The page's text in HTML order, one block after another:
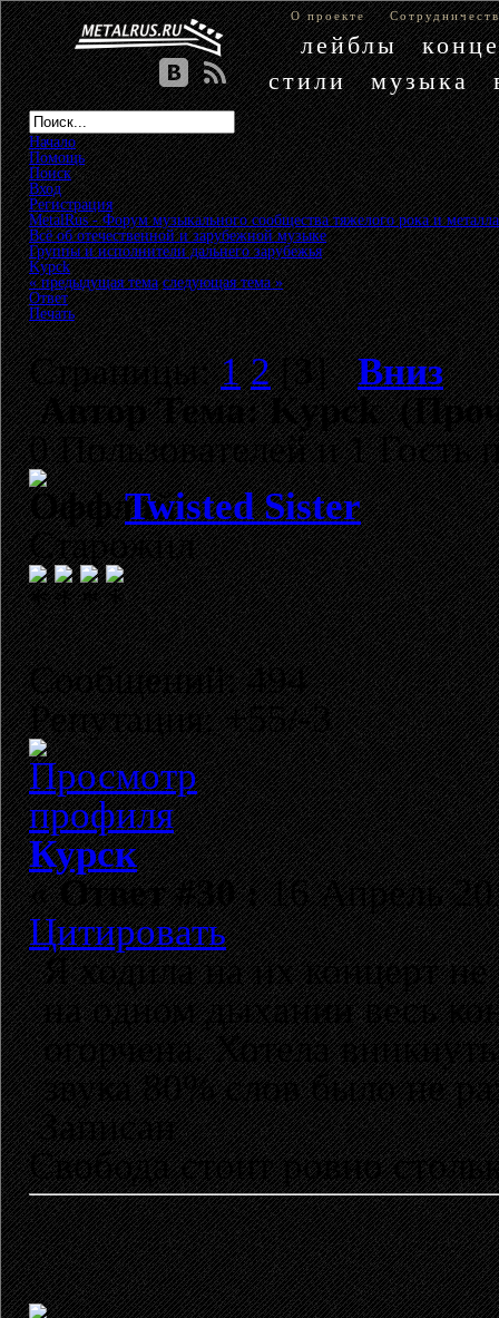
О проекте
лейблы
стили
музыка
Начало
Помощь
Поиск
Вход
Регистрация
MetalRus - Форум музыкального сообщества тяжелого рока и металла
Всё об отечественной и зарубежной музыке»
Группы и исполнители дальнего зарубежья»
Kypck
« предыдущая тема следующая тема »
Ответ
Печать
Страницы:1 2[3]Вниз
АвторТема: Kypck
0 Пользователей и 1 Гость
Twisted Sister
Старожил
Сообщений: 494
Репутация: +55/-3
Курск
«Ответ #30 :16 Апрель
Цитировать
Я ходила на их концерт
на одном дыхании весь
огорчена. Хотела
звука 80% слов было не
Записан
Свобода стоит ровно